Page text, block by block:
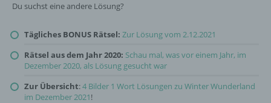
Du suchst eine andere Lösung?
Tägliches BONUS Rätsel: Zur Lösung vom 2.12.2021
Rätsel aus dem Jahr 2020: Schau mal, was vor einem Jahr, im
Dezember 2020, als Lösung gesucht war
Zur Übersicht:4 Bilder 1 Wort Lösungen zu Winter Wunderland
im Dezember 2021!